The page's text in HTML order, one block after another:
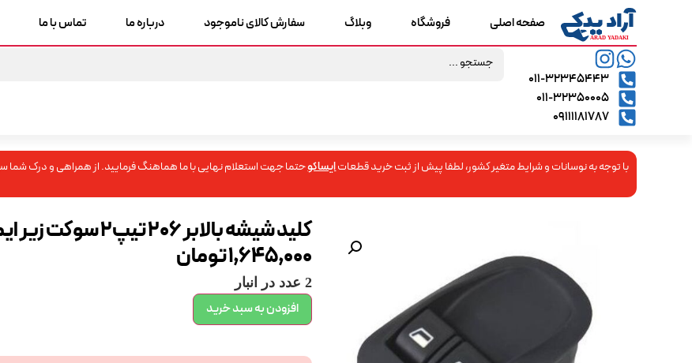
۰۱۱-۳۲۳۴۵۴۴۳
۰۱۱-۳۲۳۵۰۰۰۵
09111181787
صفحه اصلی فروشگاه وبلاگ سفارش کالای ناموجود درباره ما تماس با ما
با توجه به نوسانات و شرایط متغیر کشور، لطفا پیش از ثبت خرید قطعاتایساکوحتما جهت استعلام نهایی با ما هماهنگ فرمایید. از همراهی و درک شما
کلید شیشه بالابر 206 تیپ2 سوکت زیر ایمن تک
1,645,000تومان
2 عدد در انبار
افزودن به سبد خرید